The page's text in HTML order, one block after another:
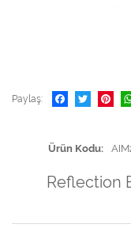
Paylaş
Ürün Kodu
Reflection